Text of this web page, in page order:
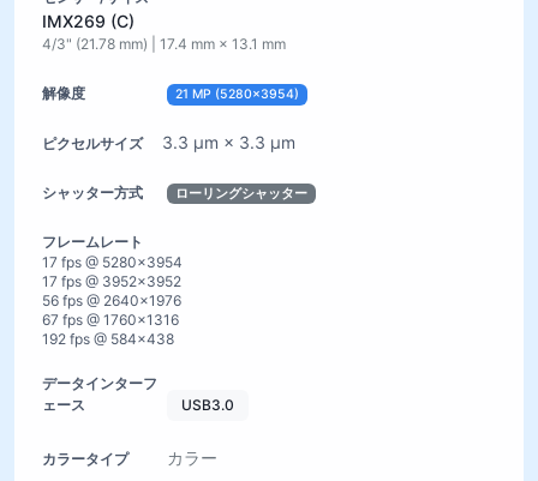
IMX269 (C)
4/3" (21.78 mm) | 17.4 mm × 13.1 mm
21 MP (5280×3954)
3.3 µm × 3.3 µm
ローリングシャッター
17 fps @ 5280×3954
17 fps @ 3952×3952
56 fps @ 2640×1976
67 fps @ 1760×1316
192 fps @ 584×438
USB3.0
カラー